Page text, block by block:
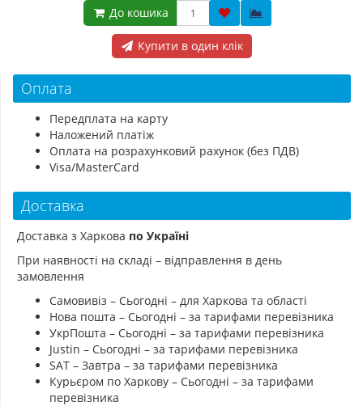
До кошика
Купити в один клік
Оплата
Передплата на карту
Наложений платіж
Оплата на розрахунковий рахунок (без ПДВ)
Visa/MasterCard
Доставка
Доставка з Харкова по Україні
При наявності на складі – відправлення в день
замовлення
Самовивіз – Сьогодні – для Харкова та області
Нова пошта – Сьогодні – за тарифами перевізника
УкрПошта – Сьогодні – за тарифами перевізника
Justin – Сьогодні – за тарифами перевізника
SAT – Завтра – за тарифами перевізника
Курьєром по Харкову – Сьогодні – за тарифами
перевізника